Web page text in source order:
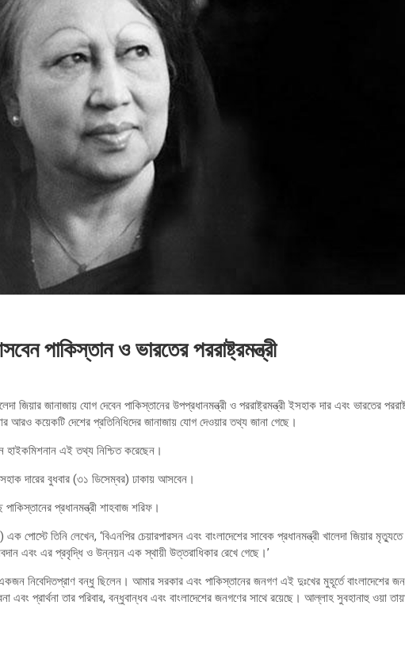
পাকিস্তান ও ভারতের পররাষ্ট্রমন্ত্রী
জিয়ার জানাজায় যোগ দেবেন পাকিস্তানের উপপ্রধানমন্ত্রী ও পররাষ্ট্রমন্ত্রী ইসহাক দার এবং ভারতের
আরও কয়েকটি দেশের প্রতিনিধিদের জানাজায় যোগ দেওয়ার তথ্য জানা গেছে।
হাইকমিশনান এই তথ্য নিশ্চিত করেছেন।
দারের বুধবার (৩১ ডিসেম্বর) ঢাকায় আসবেন।
প্রধানমন্ত্রী শাহবাজ শরিফ।
পোস্টে তিনি লেখেন, ‘বিএনপির চেয়ারপারসন এবং বাংলাদেশের সাবেক প্রধানমন্ত্রী খালেদা জিয়ার
এবং এর প্রবৃদ্ধি ও উন্নয়ন এক স্থায়ী উত্তরাধিকার রেখে গেছে।’
নিবেদিতপ্রাণ বন্ধু ছিলেন। আমার সরকার এবং পাকিস্তানের জনগণ এই দুঃখের মুহূর্তে বাংলাদেশের
এবং প্রার্থনা তার পরিবার, বন্ধুবান্ধব এবং বাংলাদেশের জনগণের সাথে রয়েছে। আল্লাহ সুবহানাহু ওয়া